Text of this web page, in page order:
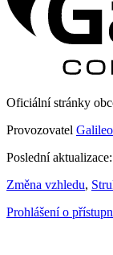
Oficiální stránky
Provozovatel
Poslední
Změna vzhledu,
Prohlášení o